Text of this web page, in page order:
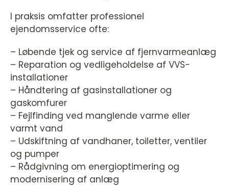
I praksis omfatter professionel
ejendomsservice ofte:
– Løbende tjek og service af fjernvarmeanlæg
– Reparation og vedligeholdelse af VVS-
installationer
– Håndtering af gasinstallationer og
gaskomfurer
– Fejlfinding ved manglende varme eller
varmt vand
– Udskiftning af vandhaner, toiletter, ventiler
og pumper
– Rådgivning om energioptimering og
modernisering af anlæg